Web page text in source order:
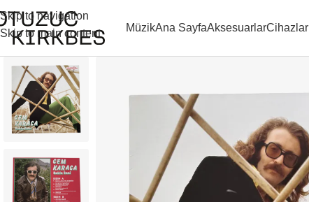
Skip to navigation
Skip to main content
MüzikAna SayfaAksesuarlarCihazlar